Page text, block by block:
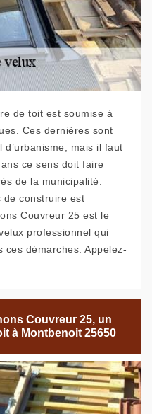
de toit est soumise à
Ces dernières sont
mais il faut
ce sens doit faire
de la municipalité.
de construire est
Couvreur 25 est le
professionnel qui
ces démarches. Appelez-
Couvreur 25, un
à Montbenoit 25650